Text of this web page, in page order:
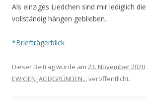
Als einziges Liedchen sind mir lediglich die
vollständig hängen geblieben.
*Briefträgerblick
Dieser Beitrag wurde am 23. November 2020
EWIGEN JAGDGRÜNDEN... veröffentlicht.